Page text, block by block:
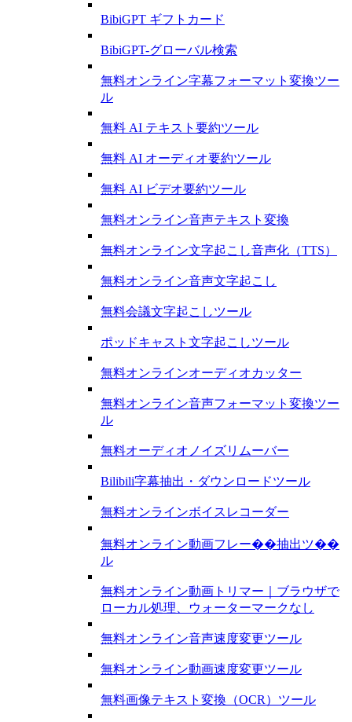
BibiGPT ギフトカード
BibiGPT-グローバル検索
無料オンライン字幕フォーマット変換ツー
ル
無料 AI テキスト要約ツール
無料 AI オーディオ要約ツール
無料 AI ビデオ要約ツール
無料オンライン音声テキスト変換
無料オンライン文字起こし音声化（TTS）
無料オンライン音声文字起こし
無料会議文字起こしツール
ポッドキャスト文字起こしツール
無料オンラインオーディオカッター
無料オンライン音声フォーマット変換ツー
ル
無料オーディオノイズリムーバー
Bilibili字幕抽出・ダウンロードツール
無料オンラインボイスレコーダー
無料オンライン動画フレー��抽出ツ��
ル
無料オンライン動画トリマー｜ブラウザで
ローカル処理、ウォーターマークなし
無料オンライン音声速度変更ツール
無料オンライン動画速度変更ツール
無料画像テキスト変換（OCR）ツール